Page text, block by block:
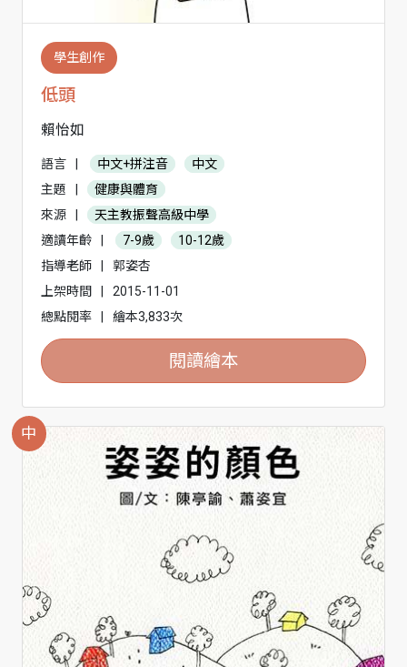
學生創作
低頭
賴怡如
語言 中文+拼注音
中文
主題
健康與體育
來源
天主教振聲高級中學
適讀年齡
7-9歲
10-12歲
指導老師
郭姿杏
上架時間
2015-11-01
總點閱率
繪本3,833次
閱讀繪本
中